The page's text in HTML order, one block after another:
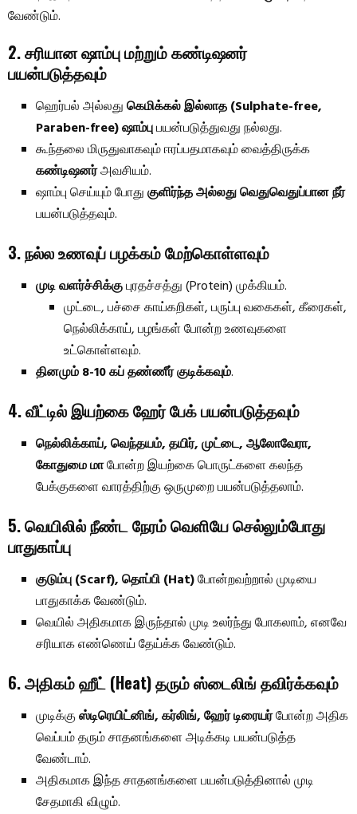
வேண்டும்.
2. சரியான ஷாம்பு மற்றும் கண்டிஷனர்
பயன்படுத்தவும்
ஹெர்பல் அல்லதுகெமிக்கல் இல்லாத (Sulphate-free,
Paraben-free) ஷாம்புபயன்படுத்துவது நல்லது.
கூந்தலை மிருதுவாகவும் ஈரப்பதமாகவும் வைத்திருக்க
கண்டிஷனர்அவசியம்.
ஷாம்பு செய்யும் போதுகுளிர்ந்த அல்லது வெதுவெதுப்பான நீர்
பயன்படுத்தவும்.
3. நல்ல உணவுப் பழக்கம் மேற்கொள்ளவும்
முடி வளர்ச்சிக்குபுரதச்சத்து (Protein) முக்கியம்.
முட்டை, பச்சை காய்கறிகள், பருப்பு வகைகள், கீரைகள்,
நெல்லிக்காய், பழங்கள் போன்ற உணவுகளை
உட்கொள்ளவும்.
தினமும் 8-10 கப் தண்ணீர் குடிக்கவும்.
4. வீட்டில் இயற்கை ஹேர் பேக் பயன்படுத்தவும்
நெல்லிக்காய், வெந்தயம், தயிர், முட்டை, ஆலோவேரா,
கோதுமை மாபோன்ற இயற்கை பொருட்களை கலந்த
பேக்குகளை வாரத்திற்கு ஒருமுறை பயன்படுத்தலாம்.
5. வெயிலில் நீண்ட நேரம் வெளியே செல்லும்போது
பாதுகாப்பு
குடும்பு (Scarf), தொப்பி (Hat)போன்றவற்றால் முடியை
பாதுகாக்க வேண்டும்.
வெயில் அதிகமாக இருந்தால் முடி உலர்ந்து போகலாம், எனவே
சரியாக எண்ணெய் தேய்க்க வேண்டும்.
6. அதிகம் ஹீட் (Heat) தரும் ஸ்டைலிங் தவிர்க்கவும்
முடிக்குஸ்டிரெயிட்னிங், கர்லிங், ஹேர் டிரையர்போன்ற அதிக
வெப்பம் தரும் சாதனங்களை அடிக்கடி பயன்படுத்த
வேண்டாம்.
அதிகமாக இந்த சாதனங்களை பயன்படுத்தினால் முடி
சேதமாகி விழும்.